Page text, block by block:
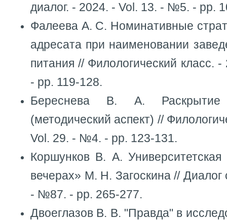
диалог. - 2024. - Vol. 13. - №5. - pp.
Фалеева А. С. Номинативные
адресата при наименовании
питания // Филологический класс.
- pp. 119-128.
Береснева В. А. Раскрытие
(методический аспект) //
Vol. 29. - №4. - pp. 123-131.
Коршунков В. А.
вечерах» М. Н. Загоскина //
- №87. - pp. 265-277.
Двоеглазов В. В. "Правда" в